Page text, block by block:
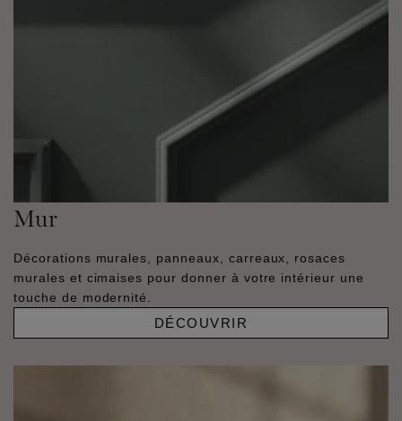
Mur
Décorations murales, panneaux, carreaux, rosaces
murales et cimaises pour donner à votre intérieur une
touche de modernité.
DÉCOUVRIR